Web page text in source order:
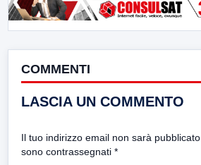
COMMENTI
LASCIA UN COMMENTO
Il tuo indirizzo email non sarà pubblicato.
sono contrassegnati *